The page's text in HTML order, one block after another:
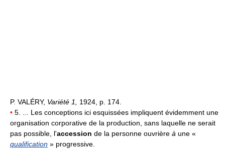
P. VALÉRY, Variété 1, 1924, p. 174.
• 5. ... Les conceptions ici esquissées impliquent évidemment une
organisation corporative de la production, sans laquelle ne serait
pas possible, l'accession de la personne ouvrière à une «
qualification » progressive.